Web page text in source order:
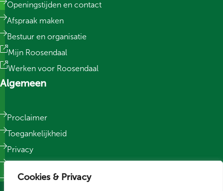
Cookies & Privacy
Openingstijden en contact
Afspraak maken
Bestuur en organisatie
Mijn Roosendaal
Werken voor Roosendaal
Algemeen
Proclaimer
Toegankelijkheid
Privacy
Sitemap